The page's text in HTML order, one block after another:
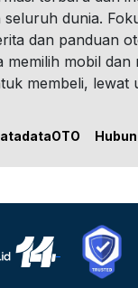
seluruh dunia.
dan panduan
memilih mobil dan
membeli, lewat